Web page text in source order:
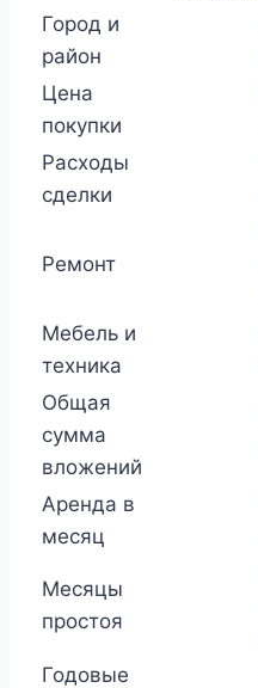
Город и
район
Цена
покупки
Расходы
сделки
Ремонт
Мебель и
техника
Общая
сумма
вложений
Аренда в
месяц
Месяцы
простоя
Годовые